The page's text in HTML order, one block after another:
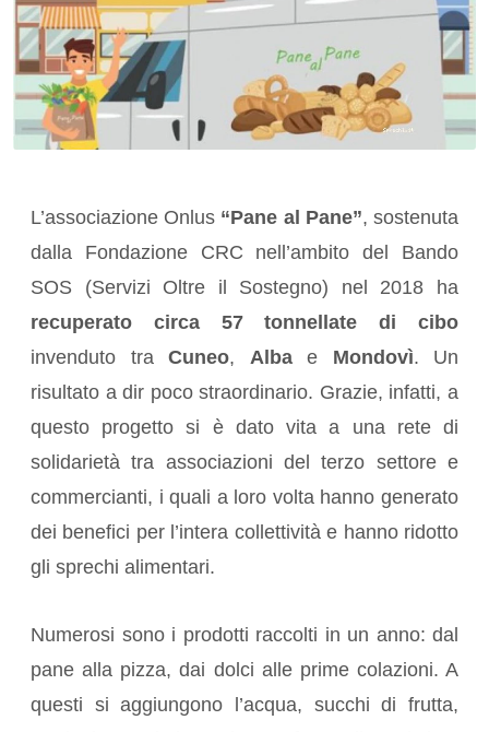
L’associazione Onlus “Pane al Pane”, sostenuta
dalla Fondazione CRC nell’ambito del Bando
SOS (Servizi Oltre il Sostegno) nel 2018 ha
recuperato circa 57 tonnellate di cibo
invenduto tra Cuneo, Albae Mondovì. Un
risultato a dir poco straordinario. Grazie, infatti, a
questo progetto si è dato vita a una rete di
solidarietà tra associazioni del terzo settore e
commercianti, i quali a loro volta hanno generato
dei benefici per l’intera collettività e hanno ridotto
gli sprechi alimentari.
Numerosi sono i prodotti raccolti in un anno: dal
pane alla pizza, dai dolci alle prime colazioni. A
questi si aggiungono l’acqua, succhi di frutta,